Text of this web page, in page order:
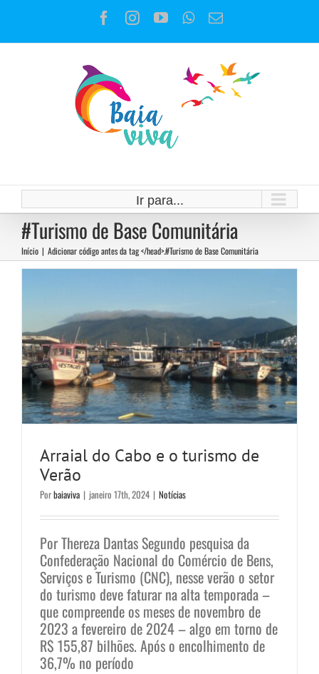
o
Facebook
Instagram
YouTubeWhatsApp
E-
Ir para...
#Turismo de Base Comunitária
Início | Adicionar código antes da tag </head>.#Turismo de Base Comunitária
Arraial do Cabo e o turismo de
Verão
Notícias
Arraial do Cabo e o turismo de
Verão
Porbaiaviva | janeiro 17th, 2024 | Notícias
Por Thereza Dantas Segundo pesquisa da
Confederação Nacional do Comércio de Bens,
Serviços e Turismo (CNC), nesse verão o setor
do turismo deve faturar na alta temporada –
que compreende os meses de novembro de
2023 a fevereiro de 2024 – algo em torno de
R$ 155,87 bilhões. Após o encolhimento de
36,7% no período